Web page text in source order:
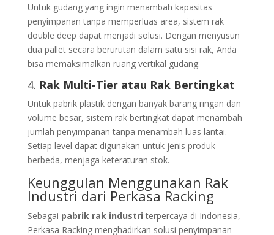
Untuk gudang yang ingin menambah kapasitas
penyimpanan tanpa memperluas area, sistem rak
double deep dapat menjadi solusi. Dengan menyusun
dua pallet secara berurutan dalam satu sisi rak, Anda
bisa memaksimalkan ruang vertikal gudang.
4. Rak Multi-Tier atau Rak Bertingkat
Untuk pabrik plastik dengan banyak barang ringan dan
volume besar, sistem rak bertingkat dapat menambah
jumlah penyimpanan tanpa menambah luas lantai.
Setiap level dapat digunakan untuk jenis produk
berbeda, menjaga keteraturan stok.
Keunggulan Menggunakan Rak
Industri dari Perkasa Racking
Sebagai pabrik rak industri terpercaya di Indonesia,
Perkasa Racking menghadirkan solusi penyimpanan